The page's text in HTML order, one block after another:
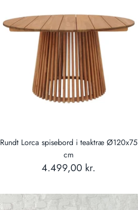
Rundt Lorca spisebord i teaktræ Ø120x75
cm
4.499,00 kr.